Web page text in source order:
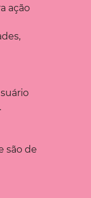
ação
são de